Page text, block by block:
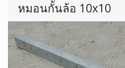
หมอนกั้นล้อ 10x10